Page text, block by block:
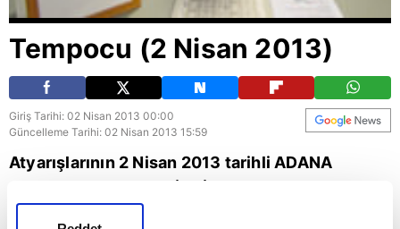
Tempocu (2 Nisan 2013)
Giriş Tarihi: 02 Nisan 2013 00:00
Güncelleme Tarihi: 02 Nisan 2013 15:59
Atyarışlarının 2 Nisan 2013 tarihli ADANA